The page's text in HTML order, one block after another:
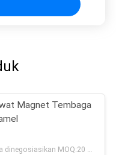
Magnet Tembaga
Bisa dinegosiasikan MOQ:20 Kilogram/Kilogram